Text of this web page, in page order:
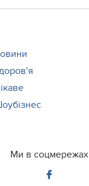
Ми в соцмережах